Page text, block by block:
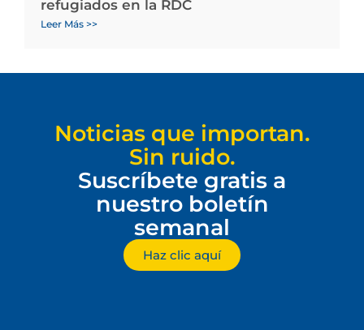
refugiados en la RDC
Leer Más >>
Noticias que importan.
Sin ruido.
Suscríbete gratis a
nuestro boletín
semanal
Haz clic aquí